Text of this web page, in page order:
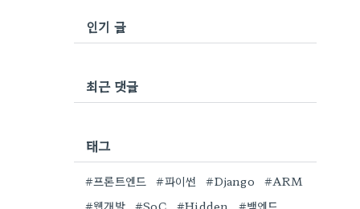
인기 글
최근 댓글
태그
#프론트엔드 #파이썬 #Django
#ARM
#웹개발
#SoC #Hidden #백엔드